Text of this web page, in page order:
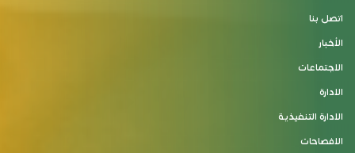
اتصل بنا
الأخبار
الاجتماعات
الادارة
الادارة التنفيذية
الافصاحات